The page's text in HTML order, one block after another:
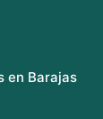
en Barajas